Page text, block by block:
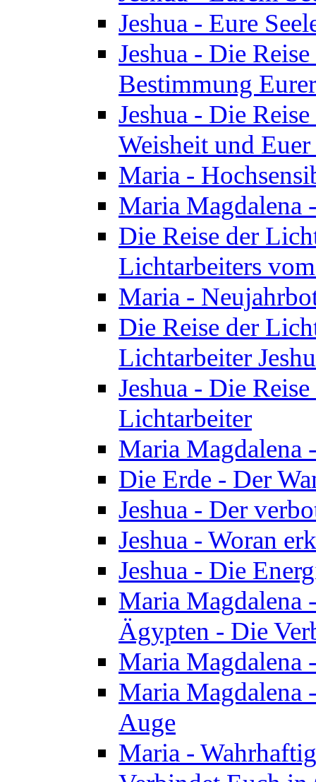
Jeshua - Eure
Jeshua - Die
Bestimmung
Jeshua - Die
Weisheit und
Maria -
Maria Magdalena
Die Reise der
Lichtarbeiters
Maria -
Die Reise der
Lichtarbeiter
Jeshua - Die
Lichtarbeiter
Maria Magdalena
Die Erde - Der
Jeshua - Der
Jeshua - Woran
Jeshua - Die
Maria Magdalena
Ägypten - Die
Maria Magdalena
Maria Magdalena
Auge
Maria -